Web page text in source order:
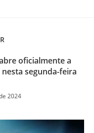
oficialmente a
segunda-feira
2024